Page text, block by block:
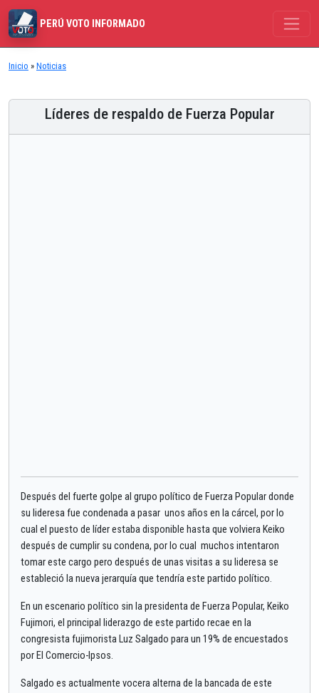
PERÚ VOTO INFORMADO
Inicio » Noticias
Líderes de respaldo de Fuerza Popular
Después del fuerte golpe al grupo político de Fuerza Popular donde
su lideresa fue condenada a pasar unos años en la cárcel, por lo
cual el puesto de líder estaba disponible hasta que volviera Keiko
después de cumplir su condena, por lo cual muchos intentaron
tomar este cargo pero después de unas visitas a su lideresa se
estableció la nueva jerarquía que tendría este partido político.
En un escenario político sin la presidenta de Fuerza Popular, Keiko
Fujimori, el principal liderazgo de este partido recae en la
congresista fujimorista Luz Salgado para un 19% de encuestados
por El Comercio-Ipsos.
Salgado es actualmente vocera alterna de la bancada de este